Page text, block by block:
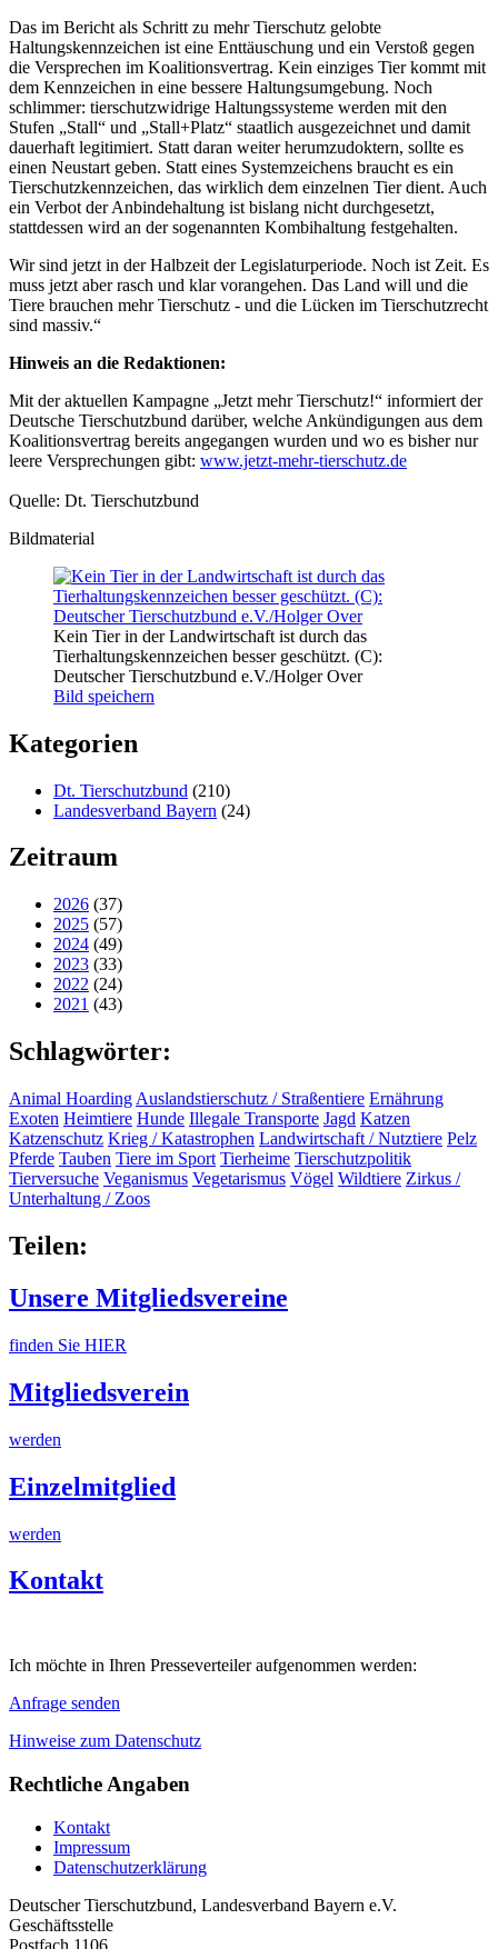
Das im Bericht als Schritt zu mehr Tierschutz gelobte
Haltungskennzeichen ist eine Enttäuschung und ein Verstoß gegen
die Versprechen im Koalitionsvertrag. Kein einziges Tier kommt mit
dem Kennzeichen in eine bessere Haltungsumgebung. Noch
schlimmer: tierschutzwidrige Haltungssysteme werden mit den
Stufen „Stall“ und „Stall+Platz“ staatlich ausgezeichnet und damit
dauerhaft legitimiert. Statt daran weiter herumzudoktern, sollte es
einen Neustart geben. Statt eines Systemzeichens braucht es ein
Tierschutzkennzeichen, das wirklich dem einzelnen Tier dient. Auch
ein Verbot der Anbindehaltung ist bislang nicht durchgesetzt,
stattdessen wird an der sogenannten Kombihaltung festgehalten.
Wir sind jetzt in der Halbzeit der Legislaturperiode. Noch ist Zeit. Es
muss jetzt aber rasch und klar vorangehen. Das Land will und die
Tiere brauchen mehr Tierschutz - und die Lücken im Tierschutzrecht
sind massiv.“
Hinweis an die Redaktionen:
Mit der aktuellen Kampagne „Jetzt mehr Tierschutz!“ informiert der
Deutsche Tierschutzbund darüber, welche Ankündigungen aus dem
Koalitionsvertrag bereits angegangen wurden und wo es bisher nur
leere Versprechungen gibt: www.jetzt-mehr-tierschutz.de
Quelle: Dt. Tierschutzbund
Bildmaterial
Kein Tier in der Landwirtschaft ist durch das
Tierhaltungskennzeichen besser geschützt. (C):
Deutscher Tierschutzbund e.V./Holger Over
Bild speichern
Kategorien
Dt. Tierschutzbund (210)
Landesverband Bayern (24)
Zeitraum
2026 (37)
2025 (57)
2024 (49)
2023 (33)
2022 (24)
2021 (43)
Schlagwörter:
Animal Hoarding Auslandstierschutz / Straßentiere Ernährung
Exoten Heimtiere Hunde Illegale Transporte Jagd Katzen
Katzenschutz Krieg / Katastrophen Landwirtschaft / Nutztiere Pelz
Pferde Tauben Tiere im Sport Tierheime Tierschutzpolitik
Tierversuche Veganismus Vegetarismus Vögel Wildtiere Zirkus /
Unterhaltung / Zoos
Teilen:
Unsere Mitgliedsvereine
finden Sie HIER
Mitgliedsverein
werden
Einzelmitglied
werden
Kontakt
Ich möchte in Ihren Presseverteiler aufgenommen werden:
Anfrage senden
Hinweise zum Datenschutz
Rechtliche Angaben
Kontakt
Impressum
Datenschutzerklärung
Deutscher Tierschutzbund, Landesverband Bayern e.V.
Geschäftsstelle
Postfach 1106